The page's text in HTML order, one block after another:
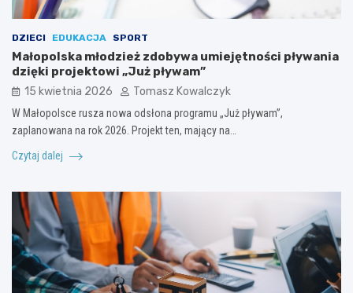
DZIECI EDUKACJA SPORT
Małopolska młodzież zdobywa umiejętności pływania
dzięki projektowi „Już pływam”
15 kwietnia 2026 Tomasz Kowalczyk
W Małopolsce rusza nowa odsłona programu „Już pływam”,
zaplanowana na rok 2026. Projekt ten, mający na…
Czytaj dalej